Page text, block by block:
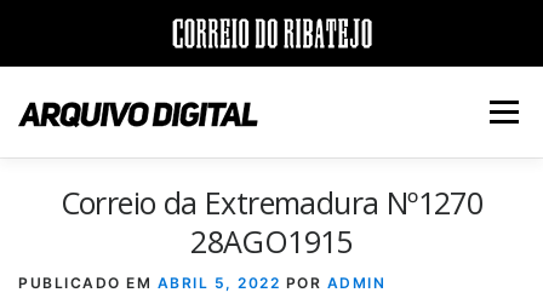
para
conteúdo
Menu
INÍCIO JORNAIS DÉCADAS
VERSÃO PDF E IMPRESSÃO
Correio da Extremadura Nº1270
28AGO1915
PUBLICADO EM ABRIL 5, 2022 POR ADMIN